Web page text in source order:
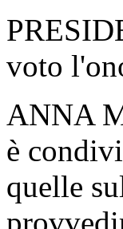
voto
ANNA
è
quelle